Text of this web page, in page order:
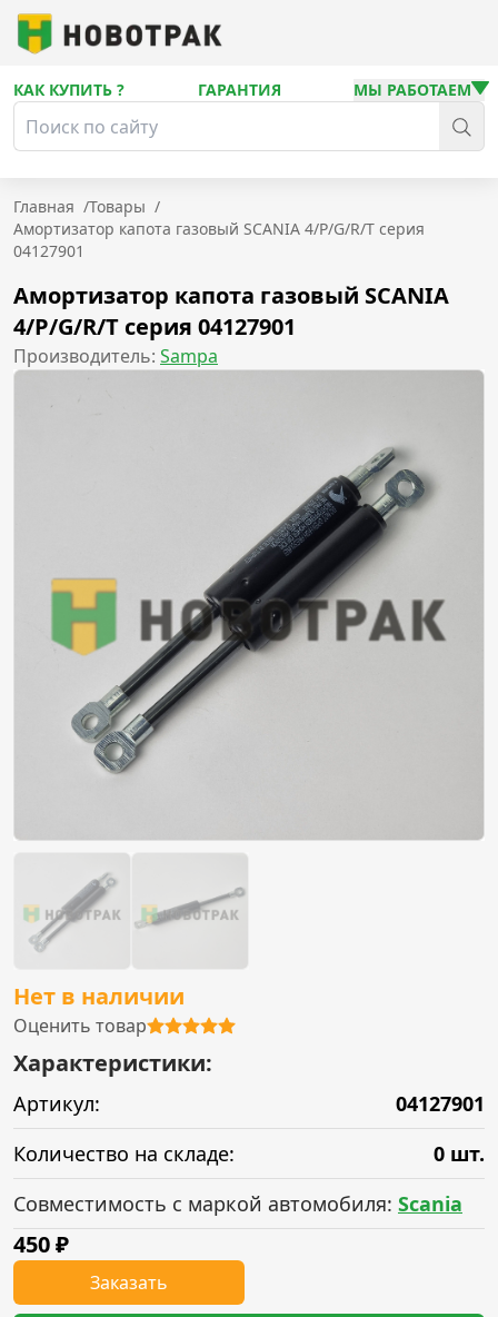
КАК КУПИТЬ ? ГАРАНТИЯ МЫ РАБОТАЕМ
Главная /Товары /
Амортизатор капота газовый SCANIA 4/P/G/R/T серия
04127901
Амортизатор капота газовый SCANIA
4/P/G/R/T серия 04127901
Производитель: Sampa
Нет в наличии
Оценить товар
Характеристики:
Артикул:
04127901
Количество на складе:
0 шт.
Совместимость с маркой автомобиля: Scania
450₽
Заказать